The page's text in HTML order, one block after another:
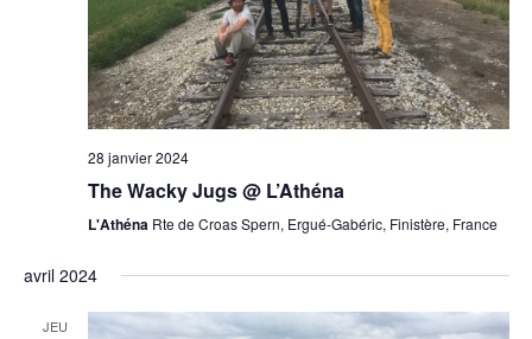
28 janvier 2024
The Wacky Jugs @ L’Athéna
L'Athéna Rte de Croas Spern, Ergué-Gabéric, Finistère, France
avril 2024
JEU